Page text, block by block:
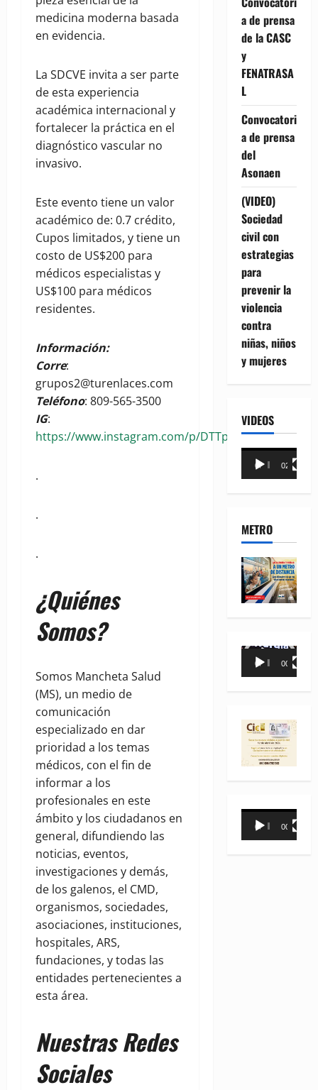
medicina moderna basada
en evidencia.
La SDCVE invita a ser parte
de esta experiencia
académica internacional y
fortalecer la práctica en el
diagnóstico vascular no
invasivo.
Este evento tiene un valor
académico de: 0.7 crédito,
Cupos limitados, y tiene un
costo de US$200 para
médicos especialistas y
US$100 para médicos
residentes.
Información:
Corre:
grupos2@turenlaces.com
Teléfono: 809-565-3500
IG:
https://www.instagram.com/p/DTTpPWFD9TC/
.
.
.
¿Quiénes
Somos?
Somos Mancheta Salud
(MS), un medio de
comunicación
especializado en dar
prioridad a los temas
médicos, con el fin de
informar a los
profesionales en este
ámbito y los ciudadanos en
general, difundiendo las
noticias, eventos,
investigaciones y demás,
de los galenos, el CMD,
organismos, sociedades,
asociaciones, instituciones,
hospitales, ARS,
fundaciones, y todas las
entidades pertenecientes a
esta área.
Nuestras Redes
Sociales
a de prensa
de la CASC
y
FENATRASA
L
Convocatori
a de prensa
del
Asonaen
(VIDEO)
Sociedad
civil con
estrategias
para
prevenir la
violencia
contra
niñas, niños
y mujeres
VIDEOS
Reproductor
00:00 02:18
METRO
Reproductor
00:00 00:35
Reproductor
00:00 00:31